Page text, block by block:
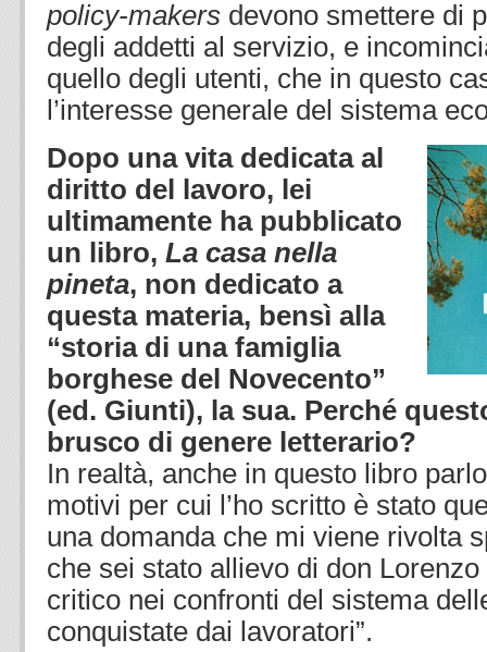
policy-makers devono smettere di
degli addetti al servizio, e
quello degli utenti, che in questo
l’interesse generale del sistema
Dopo una vita dedicata al
diritto del lavoro, lei
ultimamente ha pubblicato
un libro, La casa nella
pineta, non dedicato a
questa materia, bensì alla
“storia di una famiglia
borghese del Novecento”
(ed. Giunti), la sua. Perché
brusco di genere letterario?
In realtà, anche in questo libro
motivi per cui l’ho scritto è stato
una domanda che mi viene rivolta
che sei stato allievo di don
critico nei confronti del sistema
conquistate dai lavoratori”.